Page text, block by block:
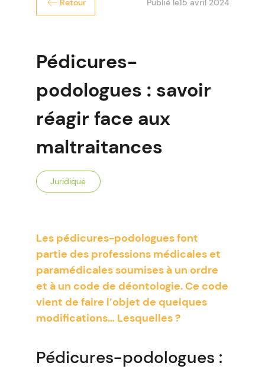
Retour
Pédicures-
podologues : savoir
réagir face aux
maltraitances
Juridique
Les pédicures-podologues font
partie des professions médicales et
paramédicales soumises à un ordre
et à un code de déontologie. Ce code
vient de faire l’objet de quelques
modifications… Lesquelles ?
Pédicures-podologues :